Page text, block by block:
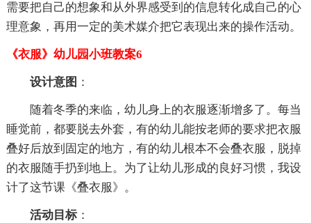
需要把自己的想象和从外界感受到的信息转化成自己的心
理意象，再用一定的美术媒介把它表现出来的操作活动。
《衣服》幼儿园小班教案6
设计意图 ：
随着冬季的来临，幼儿身上的衣服逐渐增多了。每当
睡觉前，都要脱去外套，有的幼儿能按老师的要求把衣服
叠好后放到固定的地方，有的幼儿根本不会叠衣服，脱掉
的衣服随手扔到地上。为了让幼儿形成的良好习惯，我设
计了这节课《叠衣服》。
活动目标：